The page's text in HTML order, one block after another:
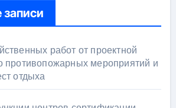
работ от проектной
противопожарных мероприятий и
отдыха